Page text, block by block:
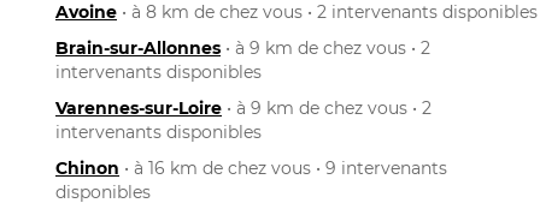
Avoine • à 8 km de chez vous • 2 intervenants disponibles
Brain-sur-Allonnes • à 9 km de chez vous • 2
intervenants disponibles
Varennes-sur-Loire • à 9 km de chez vous • 2
intervenants disponibles
Chinon • à 16 km de chez vous • 9 intervenants
disponibles